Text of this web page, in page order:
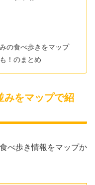
の食べ歩きをマップ
！のまとめ
みをマップで紹
べ歩き情報をマップか